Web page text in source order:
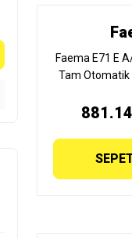
Faema E71 E
Tam Otomatik